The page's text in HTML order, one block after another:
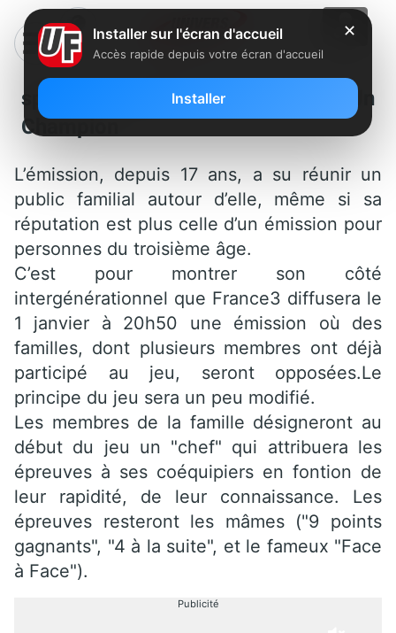
spéciale Famille à Questions Pour Un
Champion
L’émission, depuis 17 ans, a su réunir un
public familial autour d’elle, même si sa
réputation est plus celle d’un émission pour
personnes du troisième âge.
C’est pour montrer son côté
intergénérationnel que France3 diffusera le
1 janvier à 20h50 une émission où des
familles, dont plusieurs membres ont déjà
participé au jeu, seront opposées.Le
principe du jeu sera un peu modifié.
Les membres de la famille désigneront au
début du jeu un "chef" qui attribuera les
épreuves à ses coéquipiers en fontion de
leur rapidité, de leur connaissance. Les
épreuves resteront les mâmes ("9 points
gagnants", "4 à la suite", et le fameux "Face
à Face").
Publicité
✕
Installer sur l'écran d'accueil
Accès rapide depuis votre écran d'accueil
Installer